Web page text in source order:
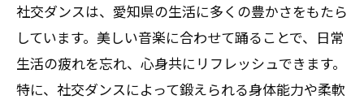
社交ダンスは、愛知県の生活に多くの豊かさをもたら
しています。美しい音楽に合わせて踊ることで、日常
生活の疲れを忘れ、心身共にリフレッシュできます。
特に、社交ダンスによって鍛えられる身体能力や柔軟